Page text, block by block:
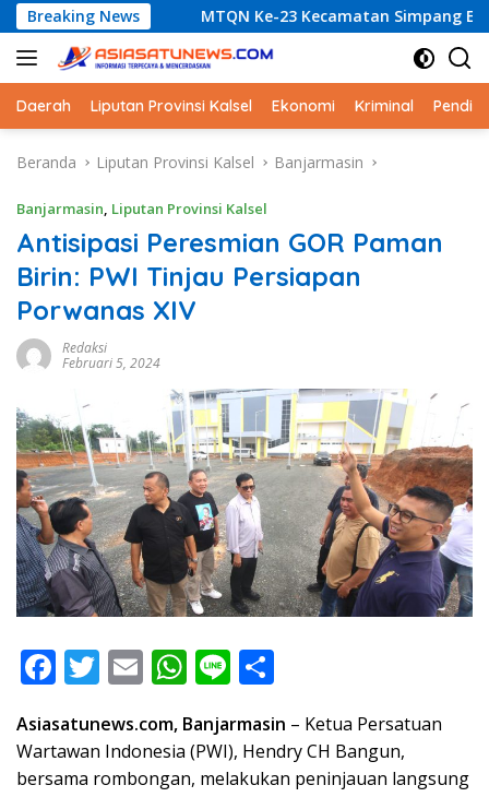
Langsung
ke
konten
Breaking News
MTQN Ke-23 Kecamatan Simpang Empat: Ikhtiar
Daerah Liputan Provinsi Kalsel Ekonomi Kriminal
Beranda Liputan Provinsi Kalsel Banjarmasin
Banjarmasin, Liputan Provinsi Kalsel
Antisipasi Peresmian GOR Paman
Birin: PWI Tinjau Persiapan
Porwanas XIV
Redaksi
Februari 5, 2024
F
e
b
T
itt
er
E
ai
l
W
at
s
Li
e ar
e
Asiasatunews.com, Banjarmasin – Ketua Persatuan
Wartawan Indonesia (PWI), Hendry CH Bangun,
bersama rombongan, melakukan peninjauan langsung